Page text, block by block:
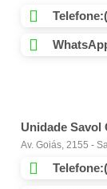
Unidade Savol
Av. Goiás, 2155 -